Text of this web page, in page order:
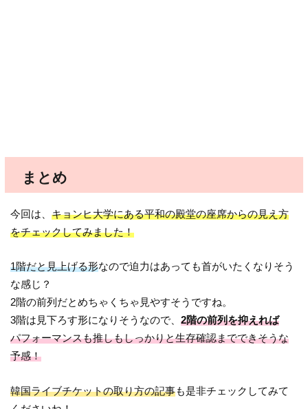
まとめ
今回は、キョンヒ大学にある平和の殿堂の座席からの見え方
をチェックしてみました！
1階だと見上げる形なので迫力はあっても首がいたくなりそう
な感じ？
2階の前列だとめちゃくちゃ見やすそうですね。
3階は見下ろす形になりそうなので、2階の前列を抑えれば
パフォーマンスも推しもしっかりと生存確認までできそうな
予感！
韓国ライブチケットの取り方の記事も是非チェックしてみて